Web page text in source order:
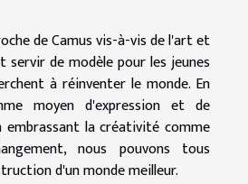
de Camus vis-à-vis de l'art et
de modèle pour les jeunes
à réinventer le monde. En
moyen d'expression et de
la créativité comme
nous pouvons tous
d'un monde meilleur.